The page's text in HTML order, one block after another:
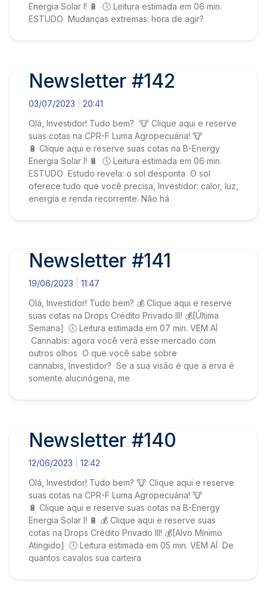
Energia Solar I! 🔋 🕔 Leitura estimada em 06 min.
ESTUDO Mudanças extremas: hora de agir?
Newsletter #142
03/07/2023
20:41
Olá, Investidor! Tudo bem? 🐮 Clique aqui e reserve
suas cotas na CPR-F Luma Agropecuária! 🐮
🔋 Clique aqui e reserve suas cotas na B-Energy
Energia Solar I! 🔋 🕔 Leitura estimada em 06 min.
ESTUDO Estudo revela: o sol desponta O sol
oferece tudo que você precisa, Investidor: calor, luz,
energia e renda recorrente. Não há
Newsletter #141
19/06/2023
11:47
Olá, Investidor! Tudo bem? 💰 Clique aqui e reserve
suas cotas na Drops Crédito Privado III! 💰[Última
Semana] 🕔 Leitura estimada em 07 min. VEM AÍ
Cannabis: agora você verá esse mercado com
outros olhos O que você sabe sobre
cannabis, Investidor? Se a sua visão é que a erva é
somente alucinógena, me
Newsletter #140
12/06/2023
12:42
Olá, Investidor! Tudo bem? 🐮 Clique aqui e reserve
suas cotas na CPR-F Luma Agropecuária! 🐮
🔋 Clique aqui e reserve suas cotas na B-Energy
Energia Solar I! 🔋 💰 Clique aqui e reserve suas
cotas na Drops Crédito Privado III! 💰[Alvo Mínimo
Atingido] 🕔 Leitura estimada em 05 min. VEM AÍ De
quantos cavalos sua carteira